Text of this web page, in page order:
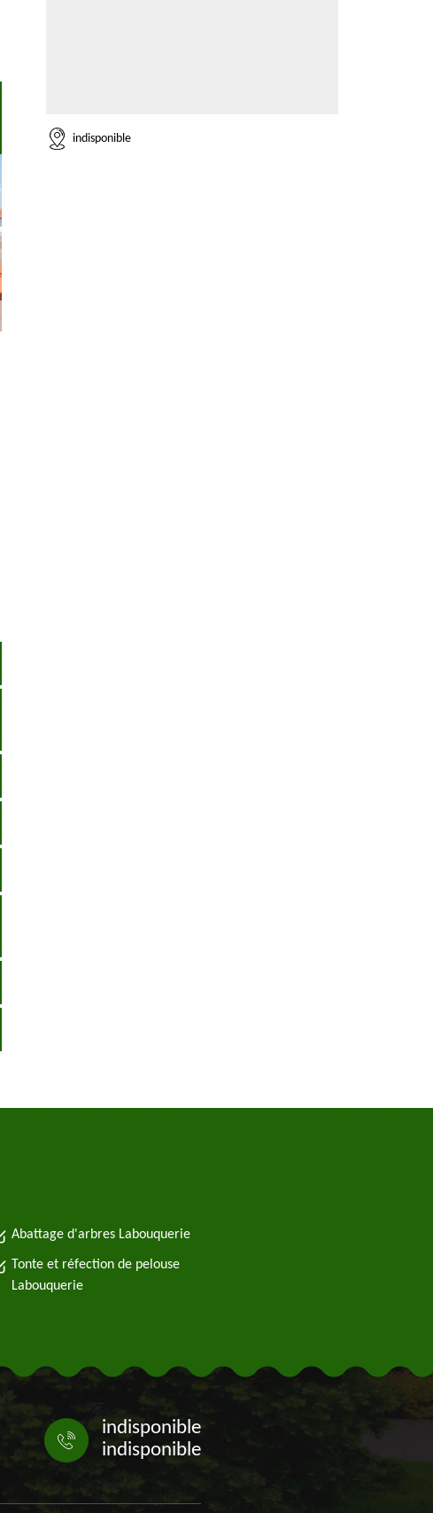
indisponible
Abattage d'arbres Labouquerie
Tonte et réfection de pelouse
Labouquerie
indisponible
indisponible